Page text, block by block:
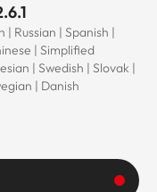
Russian | Spanish |
| Simplified
| Swedish | Slovak |
| Danish